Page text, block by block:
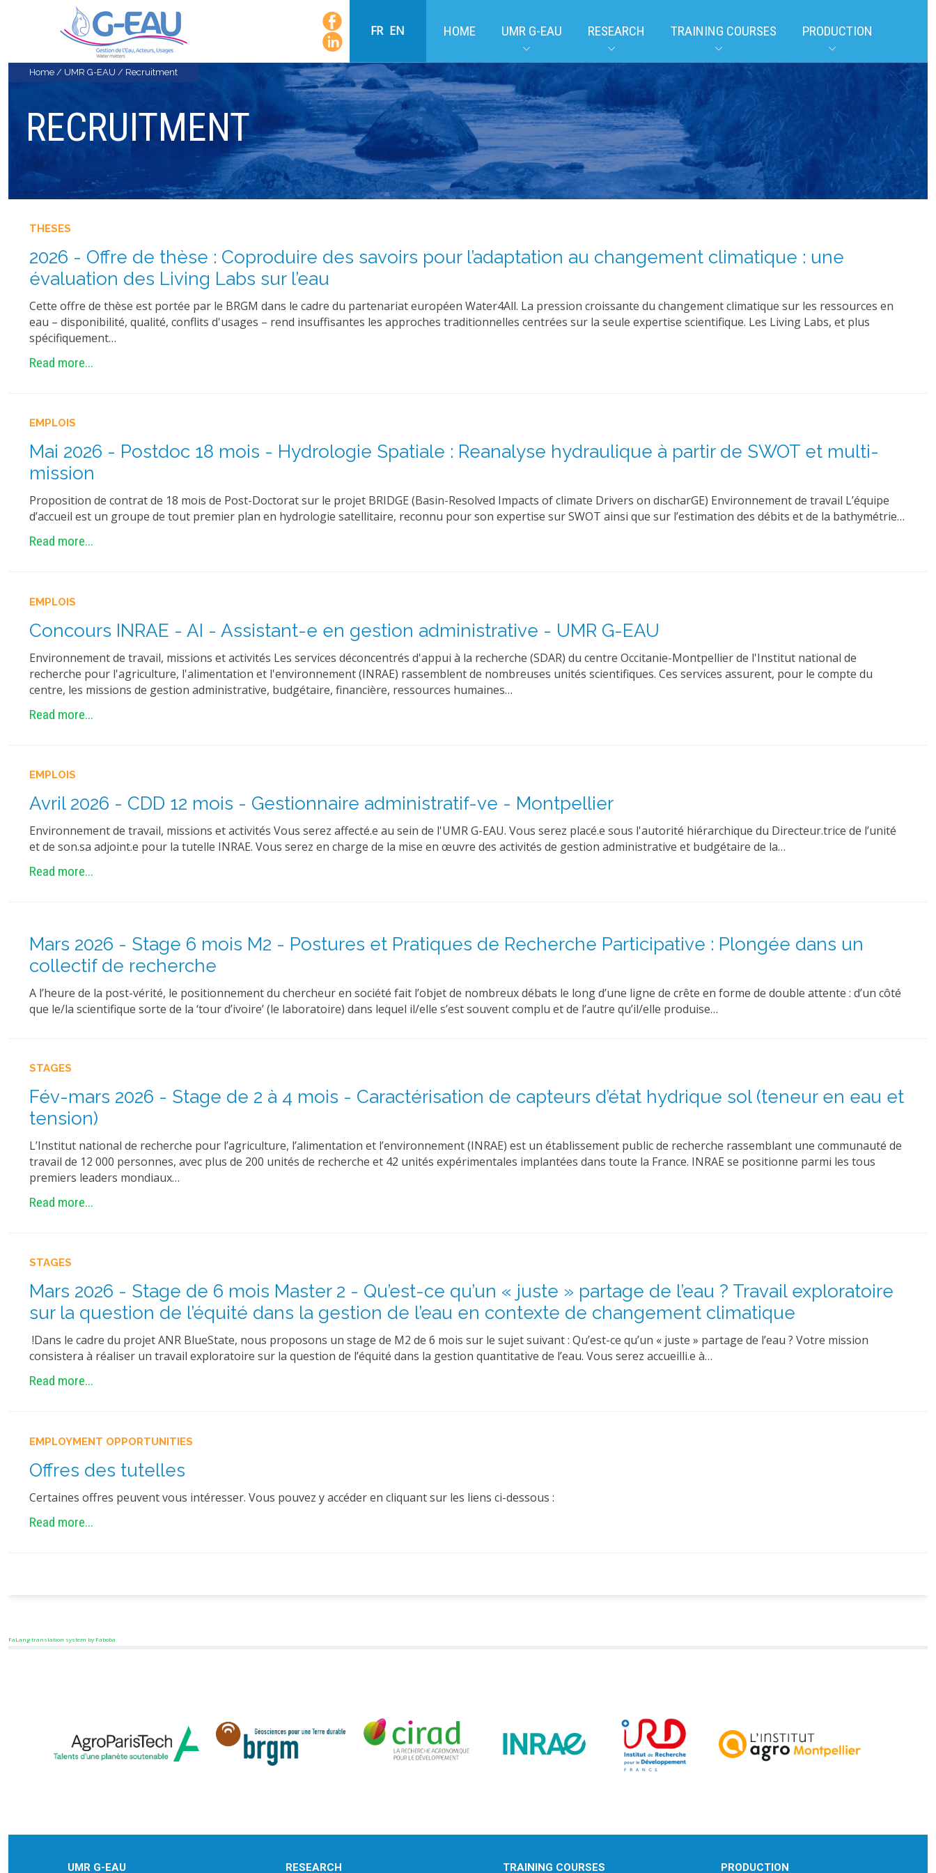
FR EN HOME UMR G-EAU RESEARCH TRAINING COURSES PRODUCTION
Home / UMR G-EAU / Recruitment
RECRUITMENT
THESES
2026 - Offre de thèse : Coproduire des savoirs pour l’adaptation au changement climatique : une
évaluation des Living Labs sur l’eau
Cette offre de thèse est portée par le BRGM dans le cadre du partenariat européen Water4All. La pression croissante du changement climatique sur les ressources en
eau – disponibilité, qualité, conflits d'usages – rend insuffisantes les approches traditionnelles centrées sur la seule expertise scientifique. Les Living Labs, et plus
spécifiquement…
Read more...
EMPLOIS
Mai 2026 - Postdoc 18 mois - Hydrologie Spatiale : Reanalyse hydraulique à partir de SWOT et multi-
mission
Proposition de contrat de 18 mois de Post-Doctorat sur le projet BRIDGE (Basin-Resolved Impacts of climate Drivers on discharGE) Environnement de travail L’équipe
d’accueil est un groupe de tout premier plan en hydrologie satellitaire, reconnu pour son expertise sur SWOT ainsi que sur l’estimation des débits et de la bathymétrie…
Read more...
EMPLOIS
Concours INRAE - AI - Assistant-e en gestion administrative - UMR G-EAU
Environnement de travail, missions et activités Les services déconcentrés d'appui à la recherche (SDAR) du centre Occitanie-Montpellier de l'Institut national de
recherche pour l'agriculture, l'alimentation et l'environnement (INRAE) rassemblent de nombreuses unités scientifiques. Ces services assurent, pour le compte du
centre, les missions de gestion administrative, budgétaire, financière, ressources humaines…
Read more...
EMPLOIS
Avril 2026 - CDD 12 mois - Gestionnaire administratif-ve - Montpellier
Environnement de travail, missions et activités Vous serez affecté.e au sein de l'UMR G-EAU. Vous serez placé.e sous l'autorité hiérarchique du Directeur.trice de l’unité
et de son.sa adjoint.e pour la tutelle INRAE. Vous serez en charge de la mise en œuvre des activités de gestion administrative et budgétaire de la…
Read more...
Mars 2026 - Stage 6 mois M2 - Postures et Pratiques de Recherche Participative : Plongée dans un
collectif de recherche
A l’heure de la post-vérité, le positionnement du chercheur en société fait l’objet de nombreux débats le long d’une ligne de crête en forme de double attente : d’un côté
que le/la scientifique sorte de la ‘tour d’ivoire’ (le laboratoire) dans lequel il/elle s’est souvent complu et de l’autre qu’il/elle produise…
STAGES
Fév-mars 2026 - Stage de 2 à 4 mois - Caractérisation de capteurs d’état hydrique sol (teneur en eau et
tension)
L’Institut national de recherche pour l’agriculture, l’alimentation et l’environnement (INRAE) est un établissement public de recherche rassemblant une communauté de
travail de 12 000 personnes, avec plus de 200 unités de recherche et 42 unités expérimentales implantées dans toute la France. INRAE se positionne parmi les tous
premiers leaders mondiaux…
Read more...
STAGES
Mars 2026 - Stage de 6 mois Master 2 - Qu’est-ce qu’un « juste » partage de l’eau ? Travail exploratoire
sur la question de l’équité dans la gestion de l’eau en contexte de changement climatique
!Dans le cadre du projet ANR BlueState, nous proposons un stage de M2 de 6 mois sur le sujet suivant : Qu’est-ce qu’un « juste » partage de l’eau ? Votre mission
consistera à réaliser un travail exploratoire sur la question de l’équité dans la gestion quantitative de l’eau. Vous serez accueilli.e à…
Read more...
EMPLOYMENT OPPORTUNITIES
Offres des tutelles
Certaines offres peuvent vous intéresser. Vous pouvez y accéder en cliquant sur les liens ci-dessous :
Read more...
FaLang translation system by Faboba
UMR G-EAU RESEARCH TRAINING COURSES PRODUCTION